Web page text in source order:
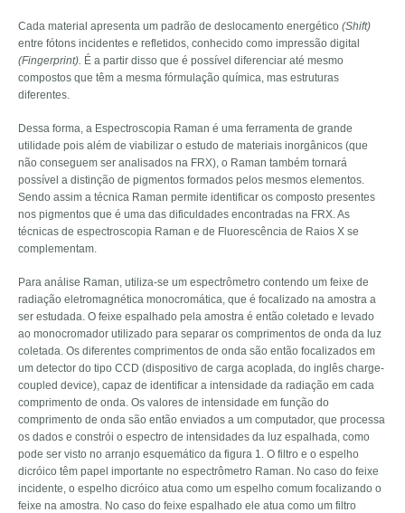
Cada material apresenta um padrão de deslocamento energético (Shift)
entre fótons incidentes e refletidos, conhecido como impressão digital
(Fingerprint). É a partir disso que é possível diferenciar até mesmo
compostos que têm a mesma fórmulação química, mas estruturas
diferentes.
Dessa forma, a Espectroscopia Raman é uma ferramenta de grande
utilidade pois além de viabilizar o estudo de materiais inorgânicos (que
não conseguem ser analisados na FRX), o Raman também tornará
possível a distinção de pigmentos formados pelos mesmos elementos.
Sendo assim a técnica Raman permite identificar os composto presentes
nos pigmentos que é uma das dificuldades encontradas na FRX. As
técnicas de espectroscopia Raman e de Fluorescência de Raios X se
complementam.
Para análise Raman, utiliza-se um espectrômetro contendo um feixe de
radiação eletromagnética monocromática, que é focalizado na amostra a
ser estudada. O feixe espalhado pela amostra é então coletado e levado
ao monocromador utilizado para separar os comprimentos de onda da luz
coletada. Os diferentes comprimentos de onda são então focalizados em
um detector do tipo CCD (dispositivo de carga acoplada, do inglês charge-
coupled device), capaz de identificar a intensidade da radiação em cada
comprimento de onda. Os valores de intensidade em função do
comprimento de onda são então enviados a um computador, que processa
os dados e constrói o espectro de intensidades da luz espalhada, como
pode ser visto no arranjo esquemático da figura 1. O filtro e o espelho
dicróico têm papel importante no espectrômetro Raman. No caso do feixe
incidente, o espelho dicróico atua como um espelho comum focalizando o
feixe na amostra. No caso do feixe espalhado ele atua como um filtro